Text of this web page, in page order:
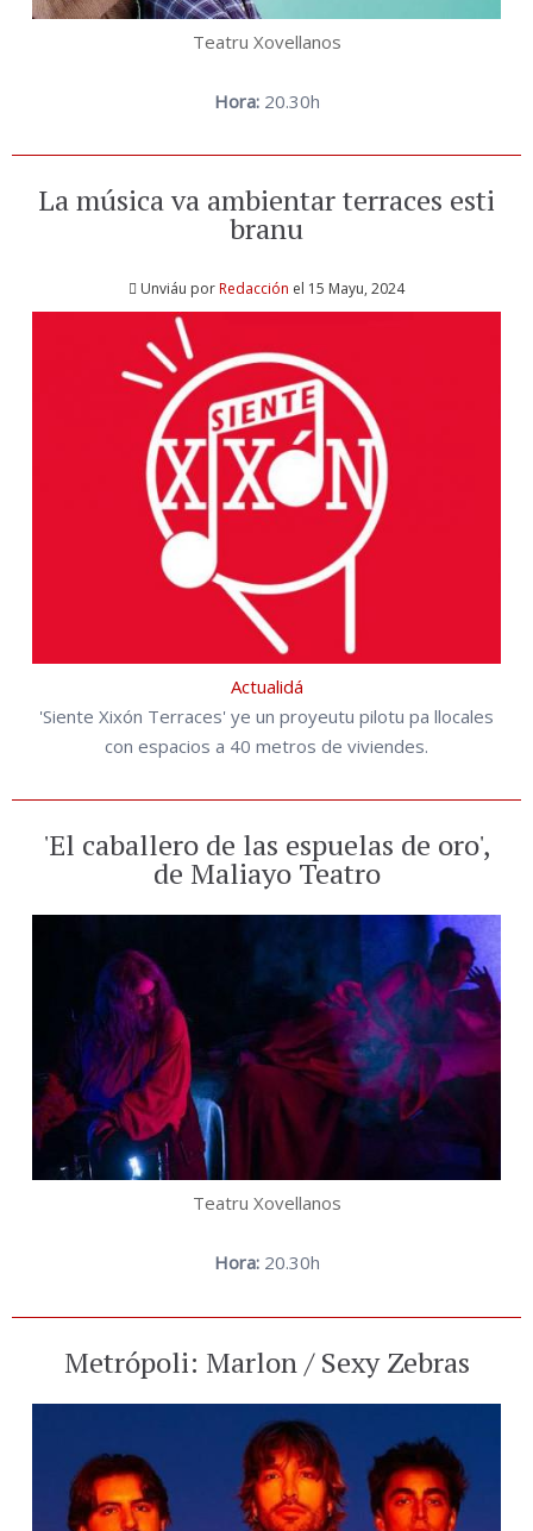
Teatru Xovellanos
Hora:20.30h
La música va ambientar terraces esti
branu
Unviáu porRedacción el 15 Mayu, 2024
Actualidá
'Siente Xixón Terraces' ye un proyeutu pilotu pa llocales
con espacios a 40 metros de viviendes.
'El caballero de las espuelas de oro',
de Maliayo Teatro
Teatru Xovellanos
Hora:20.30h
Metrópoli: Marlon / Sexy Zebras